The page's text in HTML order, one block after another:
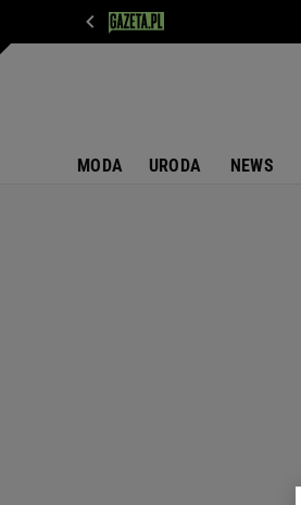
MODA URODA NEWS